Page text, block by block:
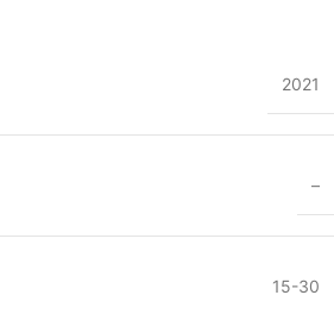
2021
–
15-30